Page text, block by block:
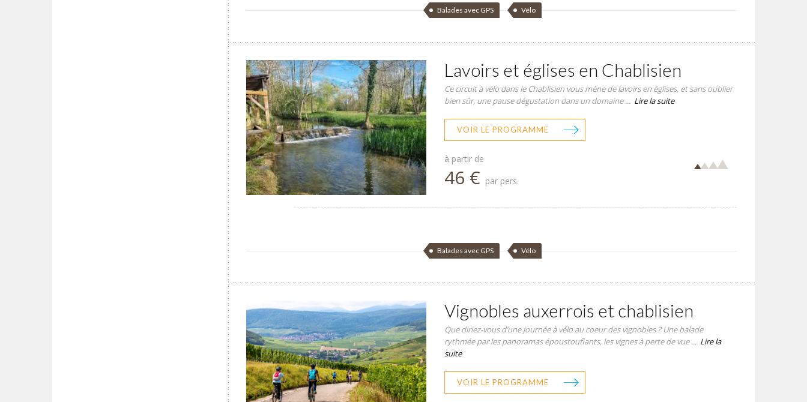
Balades avec GPS Vélo
Lavoirs et églises en Chablisien
Ce circuit à vélo dans le Chablisien vous mène de lavoirs en églises, et sans oublier
bien sûr, une pause dégustation dans un domaine ... Lire la suite
VOIR LE PROGRAMME
à partir de
46 € par pers.
Balades avec GPS Vélo
Vignobles auxerrois et chablisien
Que diriez-vous d’une journée à vélo au coeur des vignobles ? Une balade
rythmée par les panoramas époustouflants, les vignes à perte de vue ... Lire la
suite
VOIR LE PROGRAMME